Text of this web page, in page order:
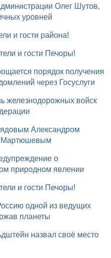
Олег Шутов,
уровней
и гости района!
и гости Печоры!
через Госуслуги
Мартюшевым
природном явлении
и гости Печоры!
планеты